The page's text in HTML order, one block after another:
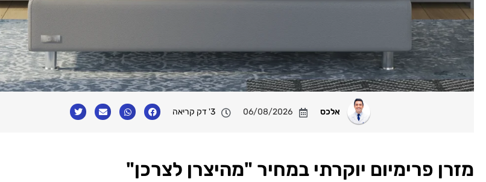
אלכס 06/08/2026 3' דק קריאה
מזרן פרימיום יוקרתי במחיר "מהיצרן לצרכן"